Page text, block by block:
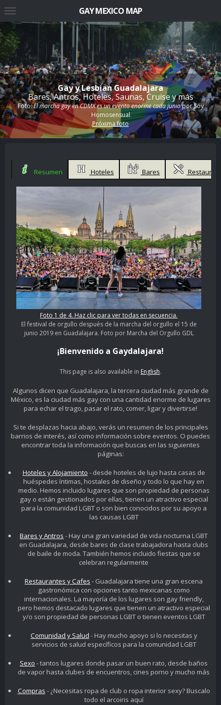
Gay y Lesbian Guadalajara
Bares, Antros, Hoteles, Saunas, Cruise y más
Foto:El marcha gay en CDMX es un evento enorme cada junioporSoy
Homosensual
Próxima foto
Resumen Hoteles Bares
Foto 1 de 4. Haz clic para ver todas en secuencia.
El festival de orgullo después de la marcha del orgullo el 15 de
junio 2019 en Guadalajara. Foto por Marcha del Orgullo GDL
¡Bienvenido a Gaydalajara!
This page is also available in English.
Algunos dicen que Guadalajara, la tercera ciudad más grande de
México, es la ciudad más gay con una cantidad enorme de lugares
para echar el trago, pasar el rato, comer, ligar y divertirse!
Si te desplazas hacia abajo, verás un resumen de los principales
barrios de interés, así como información sobre eventos. O puedes
encontrar toda la información que buscas en las siguientes
páginas:
Hoteles y Alojamiento - desde hoteles de lujo hasta casas de
huéspedes íntimas, hostales de diseño y todo lo que hay en
medio. Hemos incluido lugares que son propiedad de personas
gay o están gestionados por ellas, tienen un atractivo especial
para la comunidad LGBT o son bien conocidos por su apoyo a
las causas LGBT
Bares y Antros - Hay una gran variedad de vida nocturna LGBT
en Guadalajara, desde bares de clase trabajadora hasta clubs
de baile de moda. También hemos incluido fiestas que se
celebran regularmente
Restaurantes y Cafes - Guadalajara tiene una gran escena
gastronómica con opciones tanto mexicanas como
internacionales. La mayoría de los lugares son gay friendly,
pero hemos destacado lugares que tienen un atractivo especial
y/o son propiedad de personas LGBT o tienen eventos LGBT
Comunidad y Salud - Hay mucho apoyo si lo necesitas y
servicios de salud específicos para la comunidad LGBT
Sexo - tantos lugares donde pasar un buen rato, desde baños
de vapor hasta clubes de encuentros, cines porno y mucho más
Compras - ¿Necesitas ropa de club o ropa interior sexy? Buscalo
todo el arcoiris aquí
GAY MEXICO MAP